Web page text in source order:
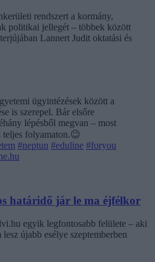
rendszert a kormány,
politikai jellegét – többek között
Lannert Judit oktatási és
ügyintézések között a
is szerepel. Bár elsőre
lépésből megvan – most
folyamaton.😉
#neptun #eduline #foryou
határidő jár le ma éjfélkor
egyik legfontosabb felülete – aki
újabb esélye szeptemberben